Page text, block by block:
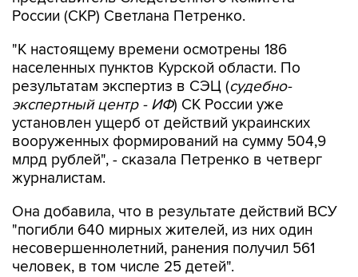
России (СКР) Светлана Петренко.
"К настоящему времени осмотрены 186
населенных пунктов Курской области. По
результатам экспертиз в СЭЦ (судебно-
экспертный центр - ИФ) СК России уже
установлен ущерб от действий украинских
вооруженных формирований на сумму 504,9
млрд рублей", - сказала Петренко в четверг
журналистам.
Она добавила, что в результате действий ВСУ
"погибли 640 мирных жителей, из них один
несовершеннолетний, ранения получил 561
человек, в том числе 25 детей".